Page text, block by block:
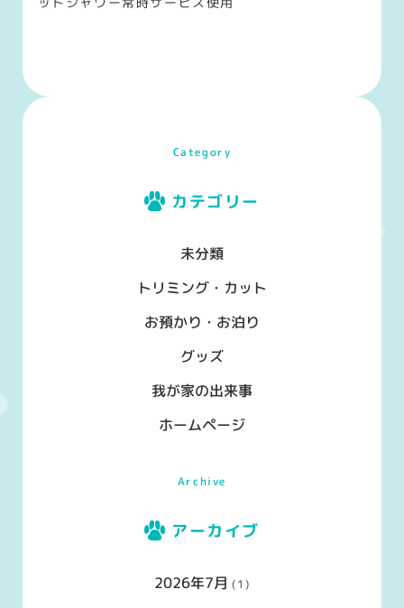
Category
カテゴリー
未分類
トリミング・カット
お預かり・お泊り
グッズ
我が家の出来事
ホームページ
Archive
アーカイブ
2026年7月 (1)